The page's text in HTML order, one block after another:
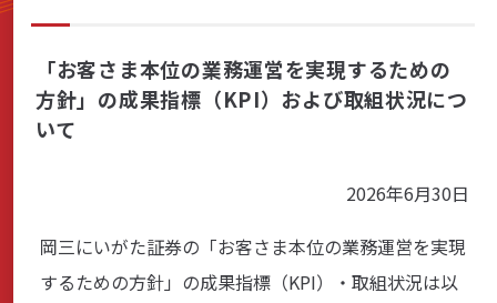
商品・サービス
店舗のご案内
「お客さま本位の業務運営を実現するための
方針」の成果指標（KPI）および取組状況につ
いて
2026年6月30日
岡三にいがた証券の「お客さま本位の業務運営を実現
するための方針」の成果指標（KPI）・取組状況は以